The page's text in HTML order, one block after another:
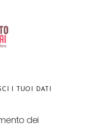
I TUOI DATI
dei